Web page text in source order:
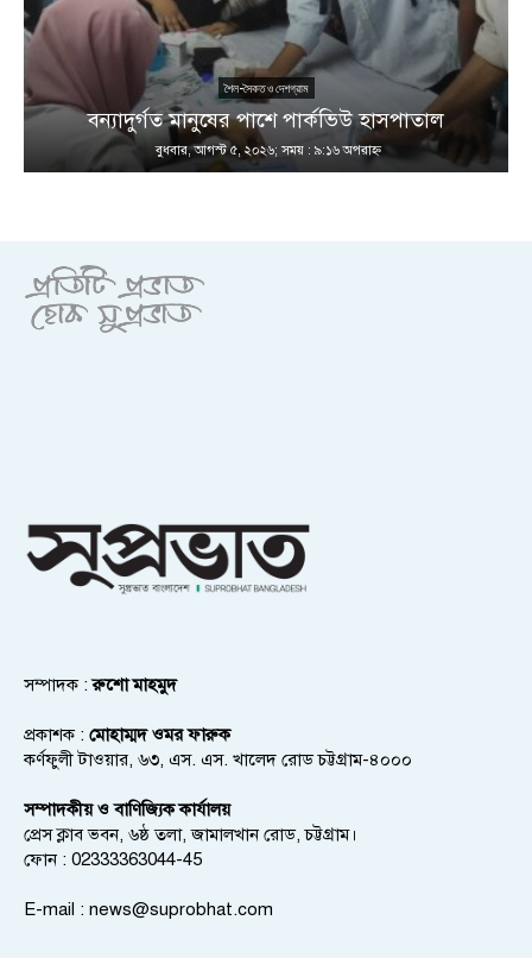
শৈল-সৈকত ও দেশগ্রাম
বন্যাদুর্গত মানুষের পাশে পার্কভিউ হাসপাতাল
বুধবার, আগস্ট ৫, ২০২৬; সময় : ৯:১৬ অপরাহ্ণ
সম্পাদক :রুশো মাহমুদ
প্রকাশক : মোহাম্মদ ওমর ফারুক
কর্ণফুলী টাওয়ার, ৬৩, এস. এস. খালেদ রোড চট্টগ্রাম-৪০০০
সম্পাদকীয় ও বাণিজ্যিক কার্যালয়
প্রেস ক্লাব ভবন, ৬ষ্ঠ তলা, জামালখান রোড, চট্টগ্রাম।
ফোন : 02333363044-45
E-mail : news@suprobhat.com